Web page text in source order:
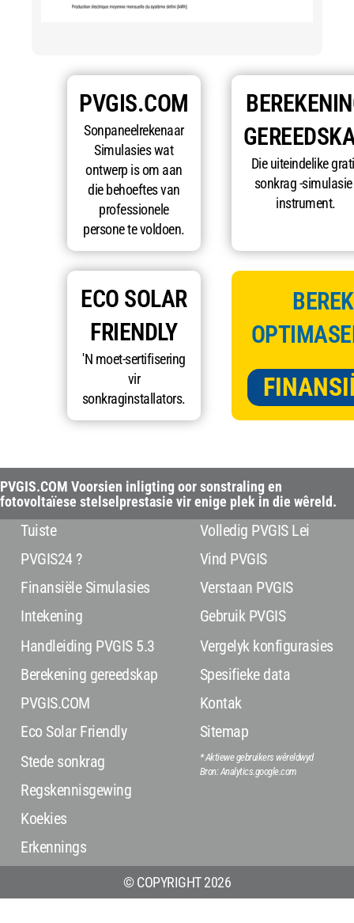
PVGIS.COM
Sonpaneelrekenaar
Simulasies wat
ontwerp is om aan
die behoeftes van
professionele
persone te voldoen.
Die uiteindelike
sonkrag -simulasie
instrument.
ECO SOLAR
FRIENDLY
'N moet-sertifisering
vir
sonkraginstallators.
PVGIS.COM Voorsien inligting oor sonstraling en
fotovoltaïese stelselprestasie vir enige plek in die wêreld.
Tuiste
PVGIS24 ?
Finansiële Simulasies
Intekening
Handleiding PVGIS 5.3
Berekening gereedskap
PVGIS.COM
Eco Solar Friendly
Stede sonkrag
Regskennisgewing
Koekies
Erkennings
Volledig PVGIS Lei
Vind PVGIS
Verstaan PVGIS
Gebruik PVGIS
Vergelyk konfigurasies
Spesifieke data
Kontak
Sitemap
* Aktiewe gebruikers wêreldwyd
Bron: Analytics.google.com
© COPYRIGHT 2026